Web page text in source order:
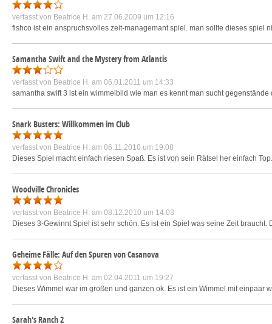
verfasst von Beatrice H. am 27.06.2009 um 12:16
fishco ist ein anspruchsvolles zeit-managemant spiel. man sollte dieses spiel
Samantha Swift and the Mystery from Atlantis
verfasst von Beatrice H. am 06.01.2011 um 14:33
samantha swift 3 ist ein wimmelbild wie man es kennt man sucht
Snark Busters: Willkommen im Club
verfasst von Beatrice H. am 06.11.2010 um 19:08
Dieses Spiel macht einfach riesen Spaß. Es ist von sein Rätsel her einfach
Woodville Chronicles
verfasst von Beatrice H. am 08.12.2010 um 14:03
Dieses 3-Gewinnt Spiel ist sehr schön. Es ist ein Spiel was seine Zeit
Geheime Fälle: Auf den Spuren von Casanova
verfasst von Beatrice H. am 02.04.2011 um 19:27
Dieses Wimmel war im großen und ganzen ok. Es ist ein Wimmel mit
Sarah's Ranch 2